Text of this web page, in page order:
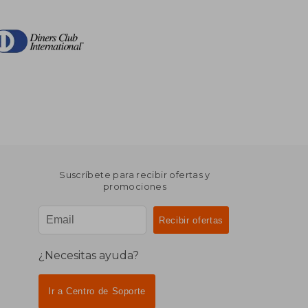
Suscríbete para recibir ofertas y
promociones
¿Necesitas ayuda?
Ir a Centro de Soporte